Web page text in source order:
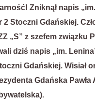
Zniknął napis
2 Stoczni Gdańskiej.
„S” z szefem związku
dziś napis „im.
Gdańskiej. Wisiał
Gdańska Pawła